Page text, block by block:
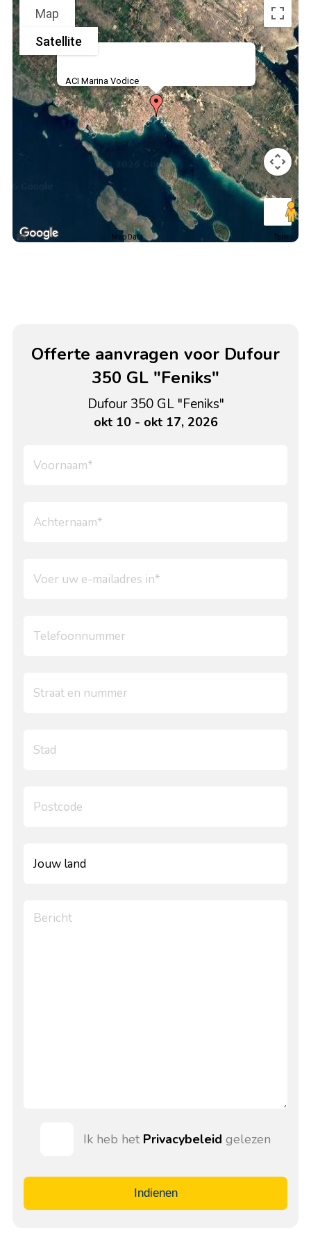
ACI Marina Vodice
Map
Satellite
Map Data Terms
Offerte aanvragen voor Dufour
350 GL "Feniks"
Dufour 350 GL "Feniks"
okt 10 - okt 17, 2026
Ik heb het Privacybeleid gelezen
Indienen